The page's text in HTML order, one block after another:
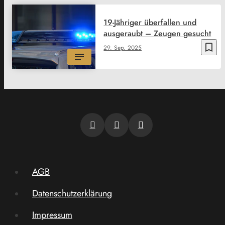
bookmark_border
29. Sep. 2025
19-Jähriger überfallen und
ausgeraubt – Zeugen gesucht
AGB
Datenschutzerklärung
Impressum